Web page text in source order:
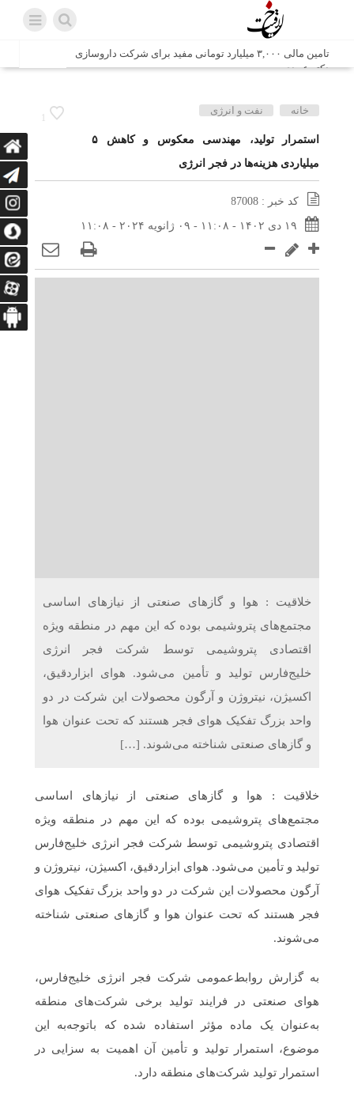
تامین مالی ۳,۰۰۰ میلیارد تومانی مفید برای شرکت داروسازی
دکتر عبیدی
شش وزیر کابینه پاکستان با حضور در سفارت ایران در اسلام
اتابک: ظرفیت های جدید همکاری‌های تجاری ایران و پاکستان با
محوریت بخش خصوصی فعال می‌شود
در مسیر جا‌مانده‌ها، دل‌ها به کربلا رسیده است
وزیر صمت خواستار پیگیری کانتینرهای ایرانی در بندر کراچی
شد / تجارت ۱۰ میلیارد دلاری ایران و پاکستان
1
خانه نفت و انرژی
استمرار تولید، مهندسی معکوس و کاهش ۵
میلیاردی هزینه‌ها در فجر انرژی
کد خبر : 87008
۱۹ دی ۱۴۰۲ - ۱۱:۰۸ - ۰۹ ژانویه ۲۰۲۴ - ۱۱:۰۸
خلاقیت : هوا و گازهای صنعتی از نیازهای اساسی
مجتمع‌های پتروشیمی بوده که این مهم در منطقه ویژه
اقتصادی پتروشیمی توسط شرکت فجر انرژی
خلیج‌فارس تولید و تأمین می‌شود. هوای ابزاردقیق،
اکسیژن، نیتروژن و آرگون محصولات این شرکت در دو
واحد بزرگ تفکیک هوای فجر هستند که تحت عنوان هوا
و گازهای صنعتی شناخته می‌شوند. […]
خلاقیت : هوا و گازهای صنعتی از نیازهای اساسی
مجتمع‌های پتروشیمی بوده که این مهم در منطقه ویژه
اقتصادی پتروشیمی توسط شرکت فجر انرژی خلیج‌فارس
تولید و تأمین می‌شود. هوای ابزاردقیق، اکسیژن، نیتروژن و
آرگون محصولات این شرکت در دو واحد بزرگ تفکیک هوای
فجر هستند که تحت عنوان هوا و گازهای صنعتی شناخته
می‌شوند.
به گزارش روابط‌عمومی شرکت فجر انرژی خلیج‌فارس،
هوای صنعتی در فرایند تولید برخی شرکت‌های منطقه
به‌عنوان یک ماده مؤثر استفاده شده که باتوجه‌به این
موضوع، استمرار تولید و تأمین آن اهمیت به سزایی در
استمرار تولید شرکت‌های منطقه دارد.